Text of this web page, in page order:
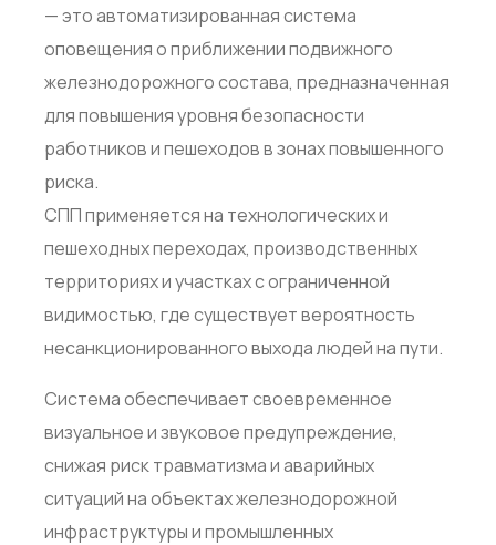
— это автоматизированная система
оповещения о приближении подвижного
железнодорожного состава, предназначенная
для повышения уровня безопасности
работников и пешеходов в зонах повышенного
риска.
СПП применяется на технологических и
пешеходных переходах, производственных
территориях и участках с ограниченной
видимостью, где существует вероятность
несанкционированного выхода людей на пути.
Система обеспечивает своевременное
визуальное и звуковое предупреждение,
снижая риск травматизма и аварийных
ситуаций на объектах железнодорожной
инфраструктуры и промышленных